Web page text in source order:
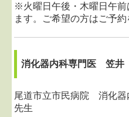
※火曜日午後・木曜日午前
ます。ご希望の方はご予約
消化器内科専門医 笠
尾道市立市民病院 消
先生